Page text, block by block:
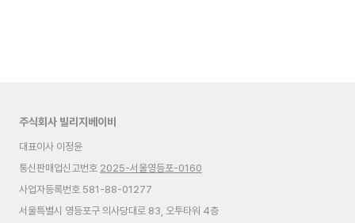
주식회사 빌리지베이비
대표이사 이정윤
통신판매업신고번호 2025-서울영등포-0160
사업자등록번호 581-88-01277
서울특별시 영등포구 의사당대로 83, 오투타워 4층